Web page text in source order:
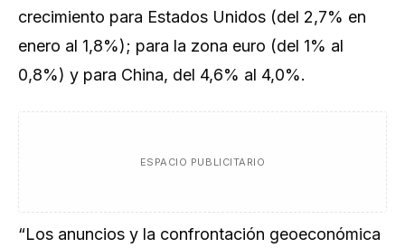
crecimiento para Estados Unidos (del 2,7% en
enero al 1,8%); para la zona euro (del 1% al
0,8%) y para China, del 4,6% al 4,0%.
ESPACIO PUBLICITARIO
“Los anuncios y la confrontación geoeconómica